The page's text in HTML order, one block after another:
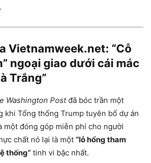
Vietnamweek.net: “Cỗ
ngoại giao dưới cái mác
Trắng”
Washington Postđã bóc trần một
khi Tổng thống Trump tuyên bố dự án
một đóng góp miễn phí cho người
chất nó lại là một “lỗ hổng tham
thống” tinh vi bậc nhất.